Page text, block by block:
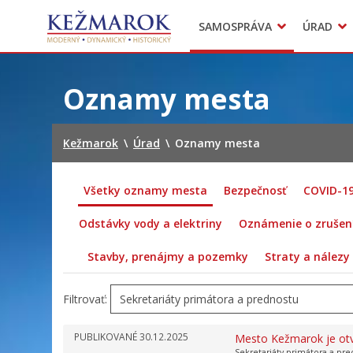
SAMOSPRÁVA
Mestská polícia
ÚRAD
Sekcie úradu
Oznamy mesta
Kežmarok \ Úrad \ Oznamy mesta
Všetky oznamy mesta Bezpečnosť COVID-
Odstávky vody a elektriny Oznámenie o
Stavby, prenájmy a pozemky Straty a nálezy
Filtrovať:
PUBLIKOVANÉ30.12.2025 Mesto Kežmarok je